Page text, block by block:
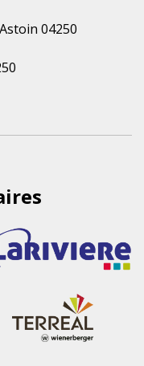
04250